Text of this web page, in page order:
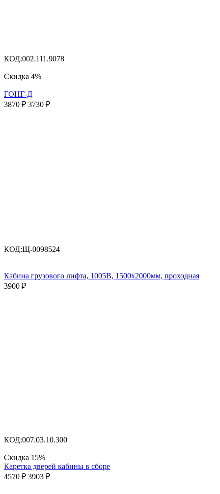
КОД:002.111.9078
Скидка 4%
ГОНГ-Д
3870 ₽ 3730 ₽
КОД:Щ-0098524
Кабина грузового лифта, 1005В, 1500х2000мм, проходная
3900 ₽
КОД:007.03.10.300
Скидка 15%
Каретка дверей кабины в сборе
4570 ₽ 3903 ₽